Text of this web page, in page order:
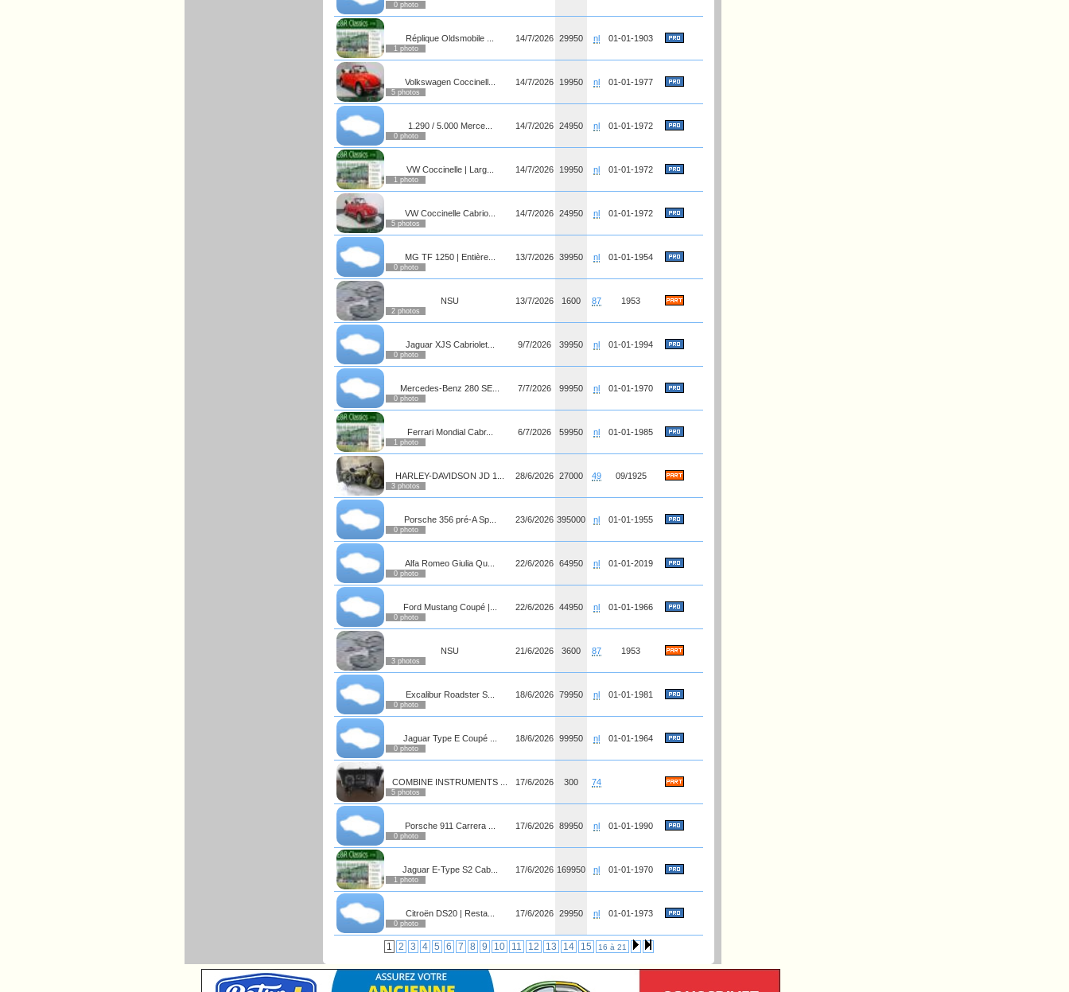
0 photo
Réplique Oldsmobile ...
1 photo
14/7/2026 29950 nl 01-01-1903
Volkswagen Coccinell...
5 photos
14/7/2026 19950 nl 01-01-1977
1.290 / 5.000 Merce...
0 photo
14/7/2026 24950 nl 01-01-1972
VW Coccinelle | Larg...
1 photo
14/7/2026 19950 nl 01-01-1972
VW Coccinelle Cabrio...
5 photos
14/7/2026 24950 nl 01-01-1972
MG TF 1250 | Entière...
0 photo
13/7/2026 39950 nl 01-01-1954
NSU
2 photos
13/7/2026 1600 87 1953
Jaguar XJS Cabriolet...
0 photo
9/7/2026 39950 nl 01-01-1994
Mercedes-Benz 280 SE...
0 photo
7/7/2026 99950 nl 01-01-1970
Ferrari Mondial Cabr...
1 photo
6/7/2026 59950 nl 01-01-1985
HARLEY-DAVIDSON JD 1...
3 photos
28/6/2026 27000 49 09/1925
Porsche 356 pré-A Sp...
0 photo
23/6/2026 395000 nl 01-01-1955
Alfa Romeo Giulia Qu...
0 photo
22/6/2026 64950 nl 01-01-2019
Ford Mustang Coupé |...
0 photo
22/6/2026 44950 nl 01-01-1966
NSU
3 photos
21/6/2026 3600 87 1953
Excalibur Roadster S...
0 photo
18/6/2026 79950 nl 01-01-1981
Jaguar Type E Coupé ...
0 photo
18/6/2026 99950 nl 01-01-1964
COMBINE INSTRUMENTS ...
5 photos
17/6/2026 300 74
Porsche 911 Carrera ...
0 photo
17/6/2026 89950 nl 01-01-1990
Jaguar E-Type S2 Cab...
1 photo
17/6/2026 169950 nl 01-01-1970
Citroën DS20 | Resta...
0 photo
17/6/2026 29950 nl 01-01-1973
1 2 3 4 5 6 7 8 9 10 11 12 13 14 15 16 à 21